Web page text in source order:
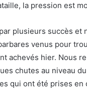
la pression est
plusieurs succès et
venus pour
achevés hier. Nous
chutes au niveau
qui ont été prises en